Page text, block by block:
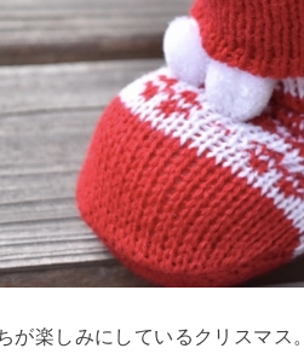
が楽しみにしているクリスマス。